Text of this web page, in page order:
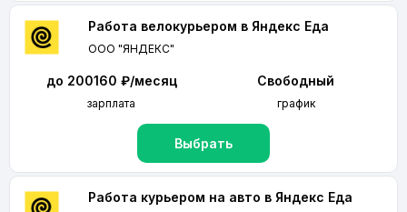
Работа велокурьером в Яндекс Еда
ООО "ЯНДЕКС"
до 200160 ₽/месяц
зарплата
Свободный
график
Выбрать
Работа курьером на авто в Яндекс Еда